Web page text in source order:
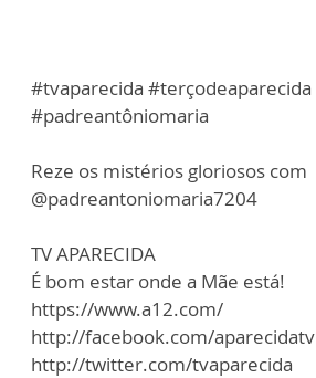
#tvaparecida #terçodeaparecida
#padreantôniomaria
Reze os mistérios gloriosos com
@padreantoniomaria7204
TV APARECIDA
É bom estar onde a Mãe está!
https://www.a12.com/
http://facebook.com/aparecidatv
http://twitter.com/tvaparecida